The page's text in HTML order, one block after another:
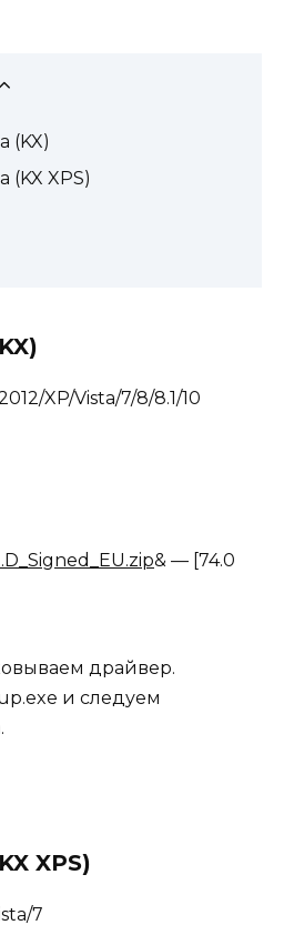
(KX)
(KX XPS)
XP/Vista/7/8/8.1/10
& — [74.0
драйвер.
и следуем
XPS)
7